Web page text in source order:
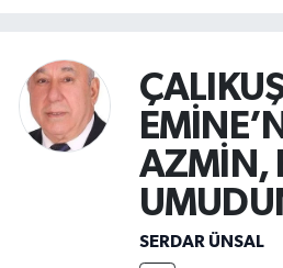
AZMİN,
SERDAR ÜNSAL
Son Dakika Haberleri
Haber Arşivi